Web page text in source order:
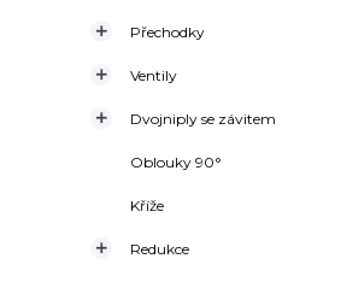
Přechodky

Ventily

Dvojniply se závitem

Oblouky 90°
Kříže
Redukce
